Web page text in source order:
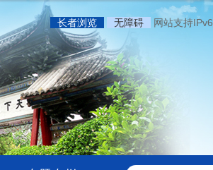
长者浏览 无障碍 网站支持IPv6